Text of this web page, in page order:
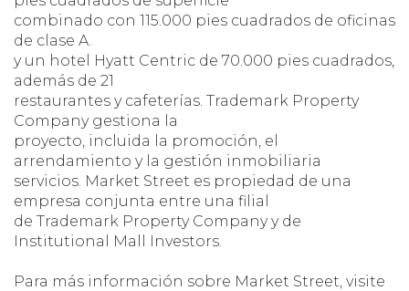
combinado con 115.000 pies cuadrados de oficinas
de clase A.
y un hotel Hyatt Centric de 70.000 pies cuadrados,
además de 21
restaurantes y cafeterías. Trademark Property
Company gestiona la
proyecto, incluida la promoción, el
arrendamiento y la gestión inmobiliaria
servicios. Market Street es propiedad de una
empresa conjunta entre una filial
de Trademark Property Company y de
Institutional Mall Investors.
Para más información sobre Market Street, visite